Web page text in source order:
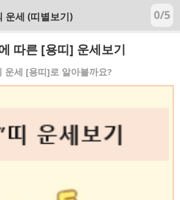
운세 (띠별보기) 0/5
따른 [용띠] 운세보기
운세 [용띠]로 알아볼까요?